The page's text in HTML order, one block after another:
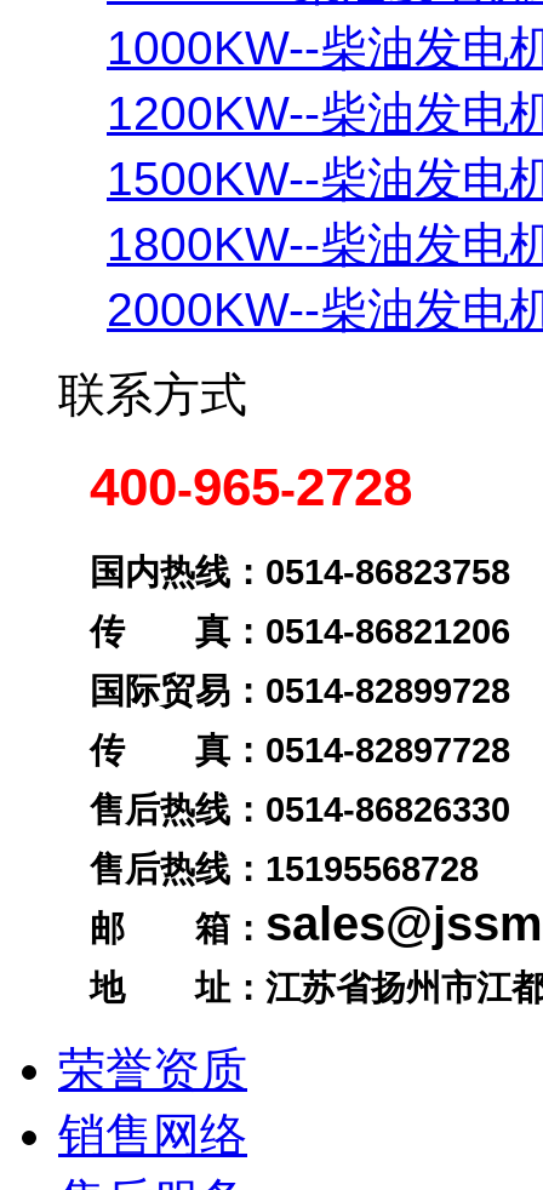
1000KW--柴油发电
1200KW--柴油发电
1500KW--柴油发电
1800KW--柴油发电
2000KW--柴油发电
联系方式
400-965-2728
国内热线：0514-86823758
传 真：0514-86821206
国际贸易：0514-82899728
传 真：0514-82897728
售后热线：0514-86826330
售后热线： 15195568728
邮 箱：
地 址：江苏省扬州市江都
荣誉资质
销售网络